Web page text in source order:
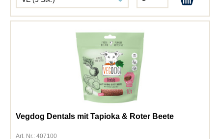
Vegdog Dentals mit Tapioka & Roter Beete
Art. Nr.: 407100